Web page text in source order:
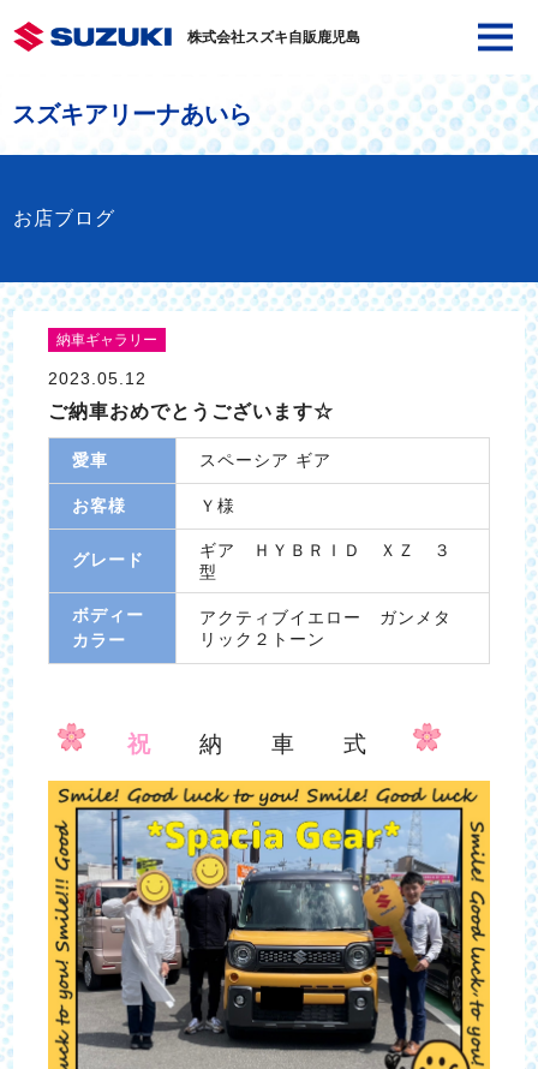
株式会社スズキ自販鹿児島
スズキアリーナあいら
お店ブログ
納車ギャラリー
2023.05.12
ご納車おめでとうございます☆
愛車 スペーシア ギア
お客様 Ｙ様
グレード
ギア ＨＹＢＲＩＤ ＸＺ ３
型
ボディー
カラー
アクティブイエロー ガンメタ
リック２トーン
祝納 車 式